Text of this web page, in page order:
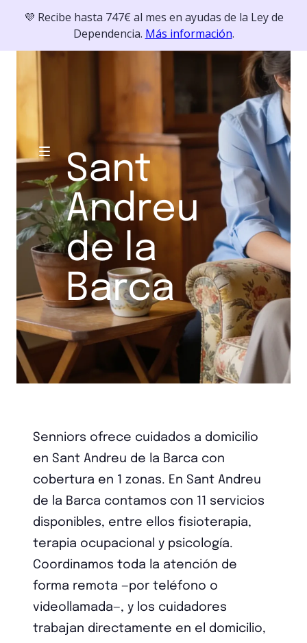
💜 Recibe hasta 747€ al mes en ayudas de la Ley de
Dependencia. Más información.
Sant
Andreu
de la
Barca
Senniors ofrece cuidados a domicilio
en Sant Andreu de la Barca con
cobertura en 1 zonas. En Sant Andreu
de la Barca contamos con 11 servicios
disponibles, entre ellos fisioterapia,
terapia ocupacional y psicología.
Coordinamos toda la atención de
forma remota —por teléfono o
videollamada—, y los cuidadores
trabajan directamente en el domicilio,